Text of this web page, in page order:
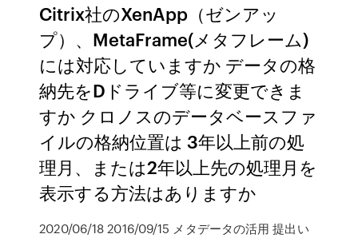
Citrix社のXenApp（ゼンアッ
プ）、MetaFrame(メタフレーム)
には対応していますか データの格
納先をDドライブ等に変更できま
すか クロノスのデータベースファ
イルの格納位置は 3年以上前の処
理月、または2年以上先の処理月を
表示する方法はありますか
2020/06/18 2016/09/15 メタデータの活用 提出い